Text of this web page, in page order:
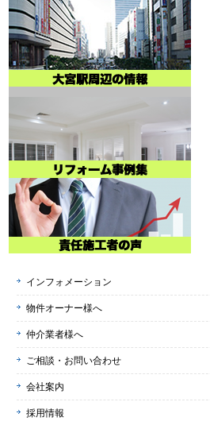
インフォメーション
物件オーナー様へ
仲介業者様へ
ご相談・お問い合わせ
会社案内
採用情報